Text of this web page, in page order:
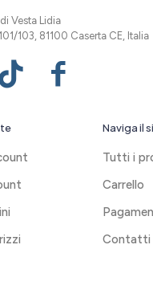
Vesta Lidia
103, 81100 Caserta CE, Italia
Naviga il
Tutti i
Carrello
Contatti